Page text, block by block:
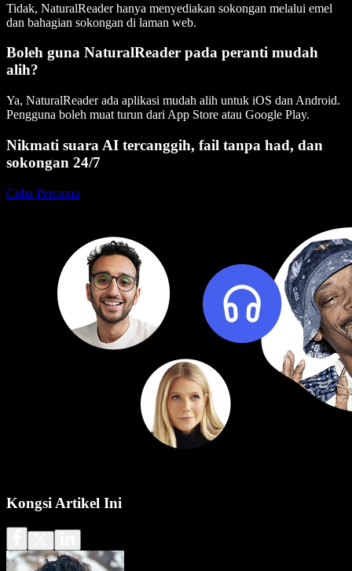
Tidak, NaturalReader hanya menyediakan sokongan melalui emel
dan bahagian sokongan di laman web.
Boleh guna NaturalReader pada peranti mudah
alih?
Ya, NaturalReader ada aplikasi mudah alih untuk iOS dan Android.
Pengguna boleh muat turun dari App Store atau Google Play.
Nikmati suara AI tercanggih, fail tanpa had, dan
sokongan 24/7
Cuba Percuma
Kongsi Artikel Ini